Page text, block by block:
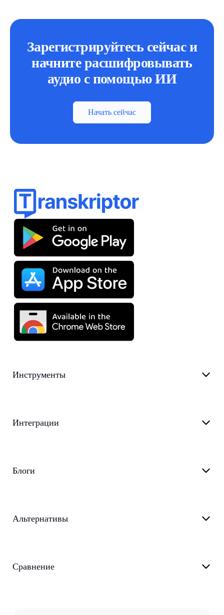
Зарегистрируйтесь сейчас и
начните расшифровывать
аудио с помощью ИИ
Начать сейчас
Инструменты
Интеграции
Блоги
Альтернативы
Сравнение